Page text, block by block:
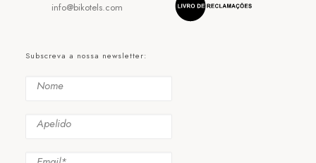
info@bikotels.com
Subscreva a nossa newsletter: